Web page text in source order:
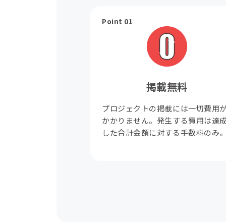
Point 01
掲載無料
プロジェクトの掲載には一切費用
かかりません。発生する費用は達
した合計金額に対する手数料のみ